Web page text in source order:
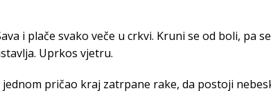
i plače svako veče u crkvi. Kruni se od boli, pa
Uprkos vjetru.
pričao kraj zatrpane rake, da postoji